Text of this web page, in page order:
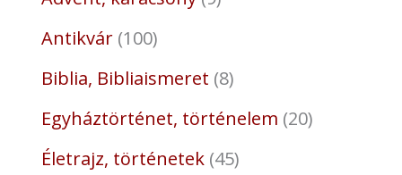
Antikvár 100
Biblia, Bibliaismeret 8
Egyháztörténet, történelem 20
Életrajz, történetek 45